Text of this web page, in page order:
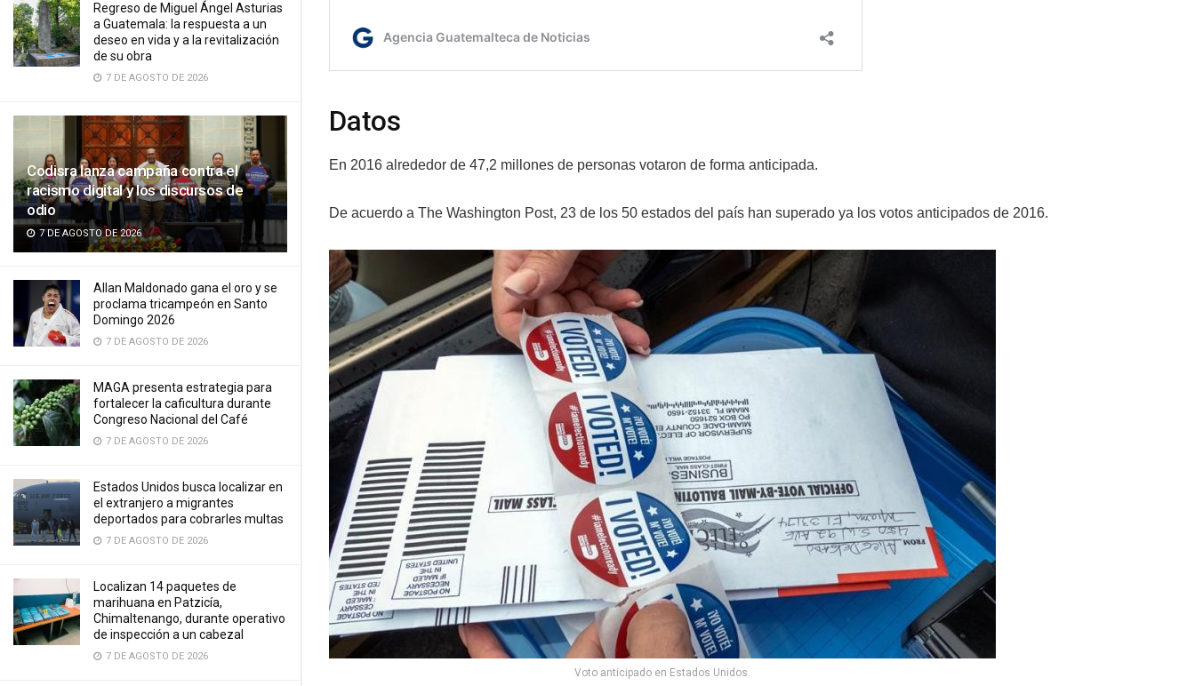
Regreso de Miguel Ángel Asturias
a Guatemala: la respuesta a un
deseo en vida y a la revitalización
de su obra
7 DE AGOSTO DE 2026
Codisra lanza campaña contra el
racismo digital y los discursos de
odio
7 DE AGOSTO DE 2026
Allan Maldonado gana el oro y se
proclama tricampeón en Santo
Domingo 2026
7 DE AGOSTO DE 2026
MAGA presenta estrategia para
fortalecer la caficultura durante
Congreso Nacional del Café
7 DE AGOSTO DE 2026
Estados Unidos busca localizar en
el extranjero a migrantes
deportados para cobrarles multas
7 DE AGOSTO DE 2026
Localizan 14 paquetes de
marihuana en Patzicía,
Chimaltenango, durante operativo
de inspección a un cabezal
7 DE AGOSTO DE 2026
Datos
En 2016 alrededor de 47,2 millones de personas votaron de forma anticipada.
De acuerdo a The Washington Post, 23 de los 50 estados del país han superado ya los votos anticipados de 2016.
Voto anticipado en Estados Unidos.